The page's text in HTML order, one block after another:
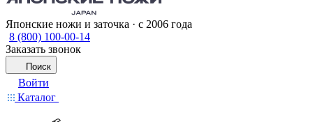
Японские ножи и заточка · с 2006 года
8 (800) 100-00-14
Заказать звонок
Поиск
Войти
Каталог